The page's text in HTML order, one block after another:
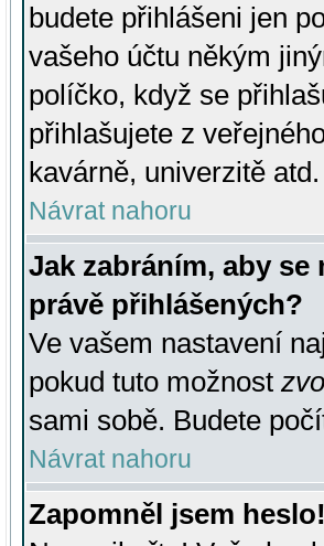
budete přihlášeni jen
vašeho účtu někým
políčko, když se
přihlašujete z
kavárně, univerzitě atd.
Návrat nahoru
Jak zabráním, aby
právě přihlášených?
Ve vašem nastavení
pokud tuto možnost
sami sobě. Budete
Návrat nahoru
Zapomněl jsem heslo!